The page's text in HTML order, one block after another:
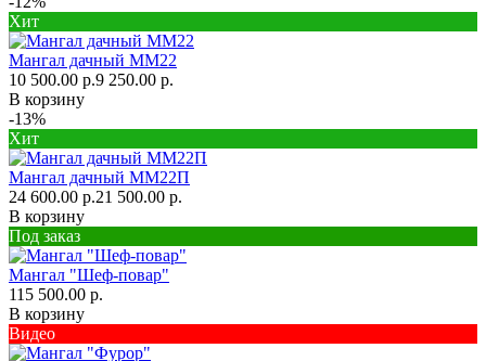
Хит
Мангал дачный ММ22
10 500.00 р.9 250.00 р.
В корзину
-13%
Хит
Мангал дачный ММ22П
24 600.00 р.21 500.00 р.
В корзину
Под заказ
Мангал "Шеф-повар"
115 500.00 р.
В корзину
Видео